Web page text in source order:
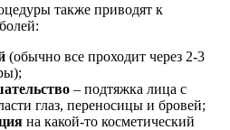
также приводят к
(обычно все проходит через 2-3
– подтяжка лица с
глаз, переносицы и бровей;
на какой-то косметический